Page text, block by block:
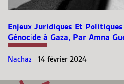
Enjeux Juridiques Et
Génocide à Gaza, Par Amna
Nachaz | 14 février 2024